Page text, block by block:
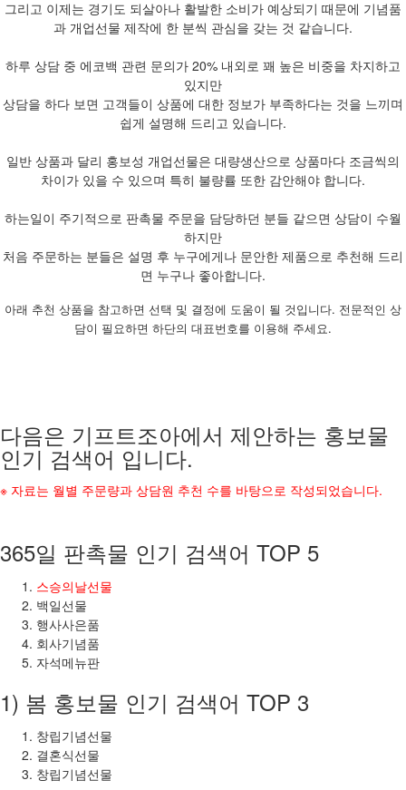
그리고 이제는 경기도 되살아나 활발한 소비가 예상되기 때문에 기념품
과 개업선물 제작에 한 분씩 관심을 갖는 것 같습니다.
하루 상담 중 에코백 관련 문의가 20% 내외로 꽤 높은 비중을 차지하고
있지만
상담을 하다 보면 고객들이 상품에 대한 정보가 부족하다는 것을 느끼며
쉽게 설명해 드리고 있습니다.
일반 상품과 달리 홍보성 개업선물은 대량생산으로 상품마다 조금씩의
차이가 있을 수 있으며 특히 불량률 또한 감안해야 합니다.
하는일이 주기적으로 판촉물 주문을 담당하던 분들 같으면 상담이 수월
하지만
처음 주문하는 분들은 설명 후 누구에게나 문안한 제품으로 추천해 드리
면 누구나 좋아합니다.
아래 추천 상품을 참고하면 선택 및 결정에 도움이 될 것입니다. 전문적인 상
담이 필요하면 하단의 대표번호를 이용해 주세요.
다음은 기프트조아에서 제안하는 홍보물
인기 검색어 입니다.
※ 자료는 월별 주문량과 상담원 추천 수를 바탕으로 작성되었습니다.
365일 판촉물 인기 검색어 TOP 5
스승의날선물
백일선물
행사사은품
회사기념품
자석메뉴판
1) 봄 홍보물 인기 검색어 TOP 3
창립기념선물
결혼식선물
창립기념선물